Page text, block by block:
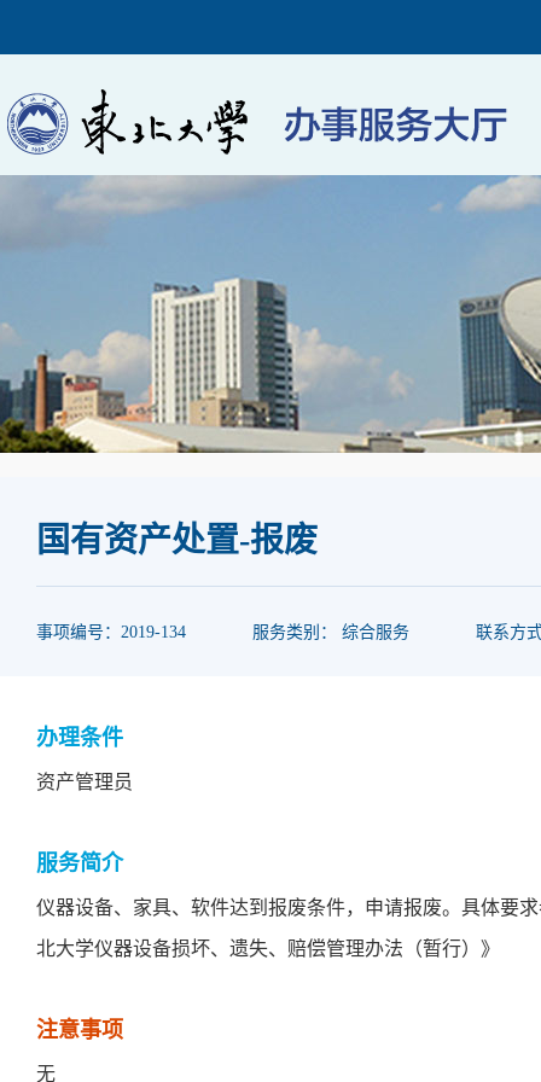
国有资产处置-报废
事项编号：2019-134 服务类别： 综合服务 联系方
办理条件
资产管理员
服务简介
仪器设备、家具、软件达到报废条件，申请报废。具体要
北大学仪器设备损坏、遗失、赔偿管理办法（暂行）》
注意事项
无